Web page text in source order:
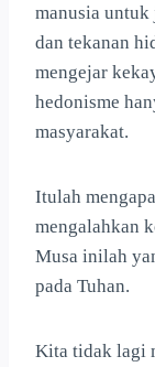
manusia untuk
dan tekanan
mengejar
hedonisme
masyarakat.
Itulah
mengalahkan
Musa inilah
pada Tuhan.
Kita tidak lagi